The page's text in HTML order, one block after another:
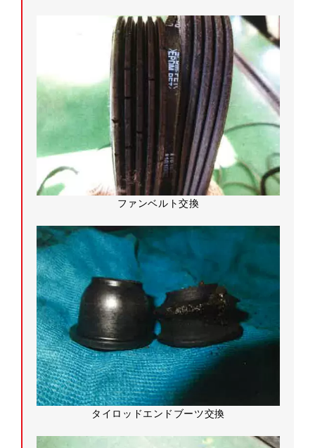
ファンベルト交換
タイロッドエンドブーツ交換